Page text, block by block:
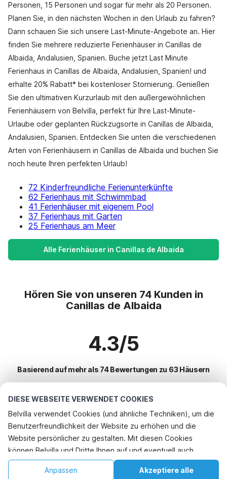
DIESE WEBSEITE VERWENDET COOKIES
Belvilla verwendet Cookies (und ähnliche Techniken), um die
Benutzerfreundlichkeit der Website zu erhöhen und die
Website persönlicher zu gestalten. Mit diesen Cookies
können Belvilla und Dritte Ihnen auf und eventuell auch
außerhalb unserer Website folgen, um Werbung Ihren
Interessen anzupassen und das Teilen von Informationen über
Akzeptiere alle
Anpassen
Personen, 15 Personen und sogar für mehr als 20 Personen.
Planen Sie, in den nächsten Wochen in den Urlaub zu fahren?
Dann schauen Sie sich unsere Last-Minute-Angebote an. Hier
finden Sie mehrere reduzierte Ferienhäuser in Canillas de
Albaida, Andalusien, Spanien. Buche jetzt Last Minute
Ferienhaus in Canillas de Albaida, Andalusien, Spanien! und
erhalte 20% Rabatt* bei kostenloser Stornierung. Genießen
Sie den ultimativen Kurzurlaub mit den außergewöhnlichen
Ferienhäusern von Belvilla, perfekt für Ihre Last-Minute-
Urlaube oder geplanten Rückzugsorte in Canillas de Albaida,
Andalusien, Spanien. Entdecken Sie unten die verschiedenen
Arten von Ferienhäusern in Canillas de Albaida und buchen Sie
noch heute Ihren perfekten Urlaub!
72 Kinderfreundliche Ferienunterkünfte
62 Ferienhaus mit Schwimmbad
41 Ferienhäuser mit eigenem Pool
37 Ferienhaus mit Garten
25 Ferienhaus am Meer
Alle Ferienhäuser in Canillas de Albaida
Hören Sie von unseren 74 Kunden in
Canillas de Albaida
4.3/5
Basierend auf mehr als 74 Bewertungen zu 63 Häusern
Beliebteste Reiseziele für Urlaub
Top-Städte mit Top-Annehmlichkeiten für den Urlaub
Kinderfreundliche Ferienunterkünfte rute
Kinderfreundliche Ferienunterkünfte almogia
Kinderfreundliche Ferienunterkünfte torre-de-benagalbon
Beliebte Ausstattungen für Urlaub in Canillas-de-albaida
Kinderfreundliche Ferienunterkünfte
Beliebte Städte für den Urlaub in Andalusien